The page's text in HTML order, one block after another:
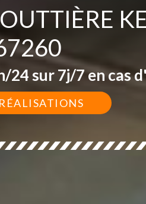
24 sur 7j/7 en cas